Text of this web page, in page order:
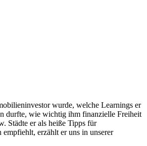
wurde, welche Learnings er
durfte, wie wichtig ihm finanzielle Freiheit
Städte er als heiße Tipps für
erzählt er uns in unserer